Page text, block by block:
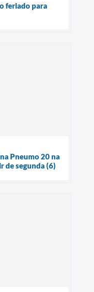
feriado para
Pneumo 20 na
de segunda (6)